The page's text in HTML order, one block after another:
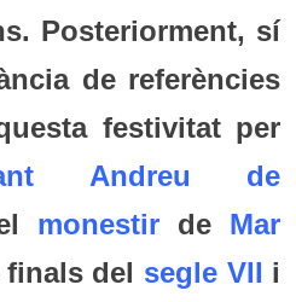
Posteriorment, sí
de referències
festivitat per
Andreu de
monestir de Mar
del segle VII i